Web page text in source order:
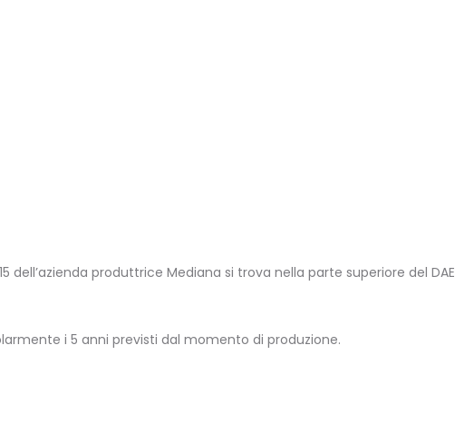
produttrice Mediana si trova nella parte superiore del DAE
i 5 anni previsti dal momento di produzione.